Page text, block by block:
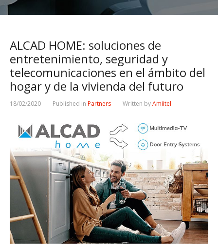
ALCAD HOME: soluciones de
entretenimiento, seguridad y
telecomunicaciones en el ámbito del
hogar y de la vivienda del futuro
18/02/2020 Published in Partners Written byAmiitel